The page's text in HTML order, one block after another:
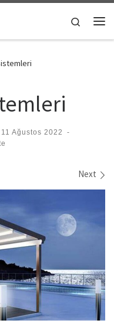
Search
11 Ağustos 2022
-
Next